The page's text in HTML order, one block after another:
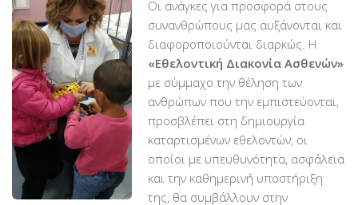
Χορηγοί
Χορηγοί Επικοινωνίας
Επικοινωνία
Οι ανάγκες για προσφορά στους
συνανθρώπους μας αυξάνονται και
διαφοροποιούνται διαρκώς. Η
«Εθελοντική Διακονία Ασθενών»
με σύμμαχο την θέληση των
ανθρώπων που την εμπιστεύονται,
προσβλέπει στη δημιουργία
καταρτισμένων εθελοντών, οι
οποίοι με υπευθυνότητα, ασφάλεια
και την καθημερινή υποστήριξη
της, θα συμβάλλουν στην